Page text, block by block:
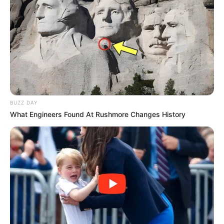
(foto: istockphoto)
Fakta unik yang terakhir adalah mereka merupakan hewan
nokturnal sama seperti kelelawar.
Dimaksud sebagai hewan nokturnal sebab aktif pada malam hari
dan tidur di siang hari.
Saat malam tiba, ia akan mencari makanan. Namun saat siang,
mereka akan menghabiskan waktu untuk tidur.
Matanya yang besar membuat mereka lebih mudah melihat ke
segala arah dengan jelas. Sementara telinganya yang lebar mampu
membantunya mendengar mangsa dengan cepat.
Akan tetapi, sugar glider bersikap sebagai hewan nokturnal hanya
saat berada di habitatnya saja. Sedangkan saat dipelihara di rumah,
BUZZ DAY
What Engineers Found At Rushmore Changes History